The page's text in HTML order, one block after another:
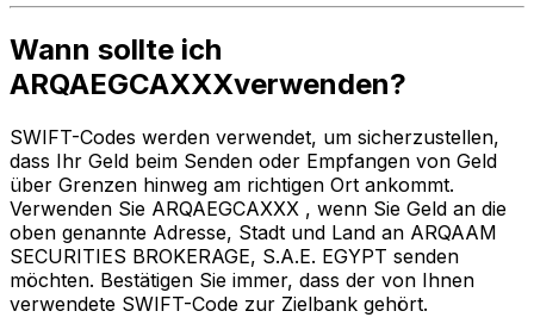
Wann sollte ich
ARQAEGCAXXXverwenden?
SWIFT-Codes werden verwendet, um sicherzustellen,
dass Ihr Geld beim Senden oder Empfangen von Geld
über Grenzen hinweg am richtigen Ort ankommt.
Verwenden Sie ARQAEGCAXXX , wenn Sie Geld an die
oben genannte Adresse, Stadt und Land an ARQAAM
SECURITIES BROKERAGE, S.A.E. EGYPT senden
möchten. Bestätigen Sie immer, dass der von Ihnen
verwendete SWIFT-Code zur Zielbank gehört.